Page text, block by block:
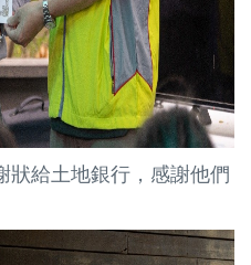
狀給土地銀行，感謝他們